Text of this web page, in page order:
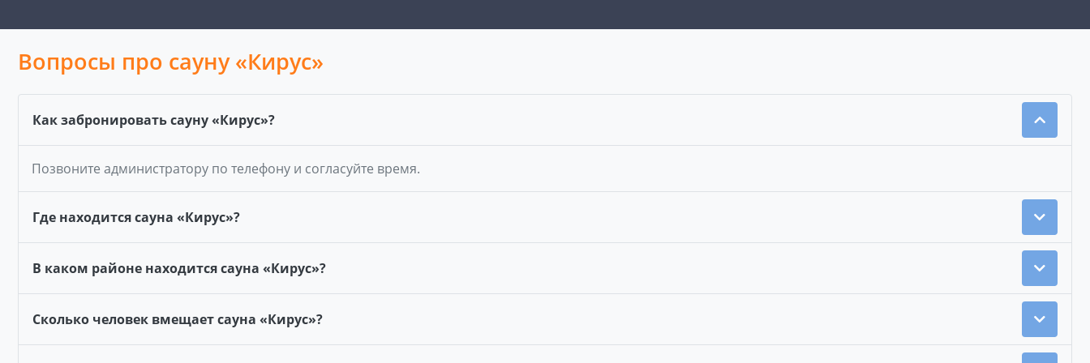
Вопросы про сауну «Кирус»
Как забронировать сауну «Кирус»?
Позвоните администратору по телефону и согласуйте время.
Где находится сауна «Кирус»?
В каком районе находится сауна «Кирус»?
Сколько человек вмещает сауна «Кирус»?